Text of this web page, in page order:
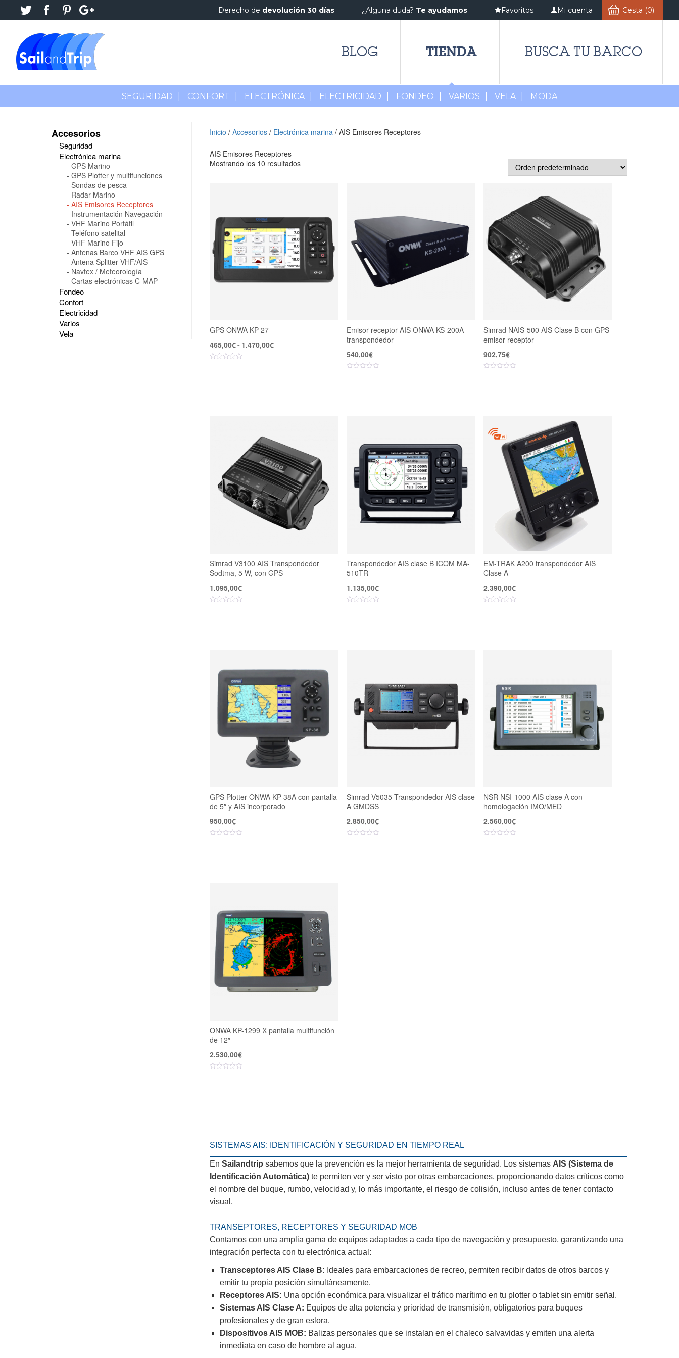
Derecho de devolución 30 días ¿Alguna duda? Te ayudamos Favoritos Mi cuenta Cesta (0)
BLOG TIENDA BUSCA TU BARCO
SEGURIDAD CONFORT ELECTRÓNICA ELECTRICIDAD FONDEO VARIOS VELA MODA
Inicio / Accesorios/ Electrónica marina/ AIS Emisores Receptores
AIS Emisores Receptores
Mostrando los 10 resultados
GPS ONWA KP-27
465,00€- 1.470,00€Rango
Emisor receptor AIS ONWA KS-200A
transpondedor
540,00€
Simrad NAIS-500 AIS Clase B con GPS
emisor receptor
902,75€
Simrad V3100 AIS Transpondedor
Sodtma, 5 W, con GPS
1.095,00€
Transpondedor AIS clase B ICOM MA-
510TR
1.135,00€
EM-TRAK A200 transpondedor AIS
Clase A
2.390,00€
GPS Plotter ONWA KP 38A con pantalla
de 5″ y AIS incorporado
950,00€
Simrad V5035 Transpondedor AIS clase
A GMDSS
2.850,00€
NSR NSI-1000 AIS clase A con
homologación IMO/MED
2.560,00€
ONWA KP-1299 X pantalla multifunción
de 12″
2.530,00€
SISTEMAS AIS: IDENTIFICACIÓN Y SEGURIDAD EN TIEMPO REAL
En Sailandtrip sabemos que la prevención es la mejor herramienta de seguridad. Los sistemas AIS (Sistema de
Identificación Automática)te permiten ver y ser visto por otras embarcaciones, proporcionando datos críticos como
el nombre del buque, rumbo, velocidad y, lo más importante, el riesgo de colisión, incluso antes de tener contacto
visual.
TRANSEPTORES, RECEPTORES Y SEGURIDAD MOB
Contamos con una amplia gama de equipos adaptados a cada tipo de navegación y presupuesto, garantizando una
integración perfecta con tu electrónica actual:
Transceptores AIS Clase B: Ideales para embarcaciones de recreo, permiten recibir datos de otros barcos y
emitir tu propia posición simultáneamente.
Receptores AIS: Una opción económica para visualizar el tráfico marítimo en tu plotter o tablet sin emitir señal.
Sistemas AIS Clase A: Equipos de alta potencia y prioridad de transmisión, obligatorios para buques
profesionales y de gran eslora.
Dispositivos AIS MOB: Balizas personales que se instalan en el chaleco salvavidas y emiten una alerta
inmediata en caso de hombre al agua.
Accesorios
Seguridad
Electrónica marina
GPS Marino
GPS Plotter y multifunciones
Sondas de pesca
Radar Marino
AIS Emisores Receptores
Instrumentación Navegación
VHF Marino Portátil
Teléfono satelital
VHF Marino Fijo
Antenas Barco VHF AIS GPS
Antena Splitter VHF/AIS
Navtex / Meteorología
Cartas electrónicas C-MAP
Fondeo
Confort
Electricidad
Varios
Vela